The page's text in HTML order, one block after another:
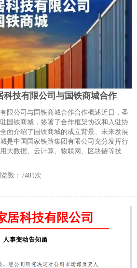
科技有限公司与国铁商城合作
限公司与国铁商城合作合作概述近日，圣
国铁商城，签署了合作框架协议和入驻协
面介绍了国铁商城的成立背景、未来发展
是中国国家铁路集团有限公司充分发挥行
大数据、云计算、物联网、区块链等技
数： 7481次